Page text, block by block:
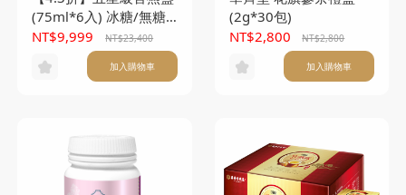
(75ml*6入) 冰糖/無糖
任選10盒(本產品不附提
NT$9,999 NT$23,400
加入購物車
(2g*30包)
NT$2,800
NT$2,800
加入購物車